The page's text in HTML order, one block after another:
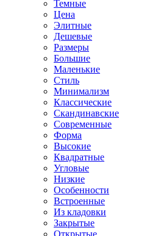
Темные
Цена
Элитные
Дешевые
Размеры
Большие
Маленькие
Стиль
Минимализм
Классические
Скандинавские
Современные
Форма
Высокие
Квадратные
Угловые
Низкие
Особенности
Встроенные
Из кладовки
Закрытые
Открытые